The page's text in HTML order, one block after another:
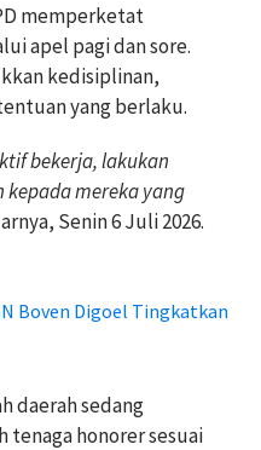
memperketat
apel pagi dan sore.
kedisiplinan,
yang berlaku.
bekerja, lakukan
kepada mereka yang
Senin 6 Juli 2026.
Boven Digoel Tingkatkan
daerah sedang
tenaga honorer sesuai